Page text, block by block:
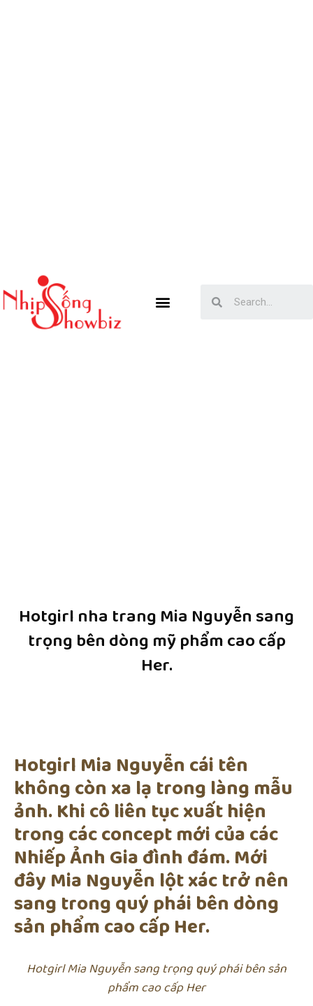
Hotgirl nha trang Mia Nguyễn sang
trọng bên dòng mỹ phẩm cao cấp
Her.
Hotgirl Mia Nguyễn cái tên
không còn xa lạ trong làng mẫu
ảnh. Khi cô liên tục xuất hiện
trong các concept mới của các
Nhiếp Ảnh Gia đình đám. Mới
đây Mia Nguyễn lột xác trở nên
sang trong quý phái bên dòng
sản phẩm cao cấp Her.
Hotgirl Mia Nguyễn sang trọng quý phái bên sản
phẩm cao cấp Her